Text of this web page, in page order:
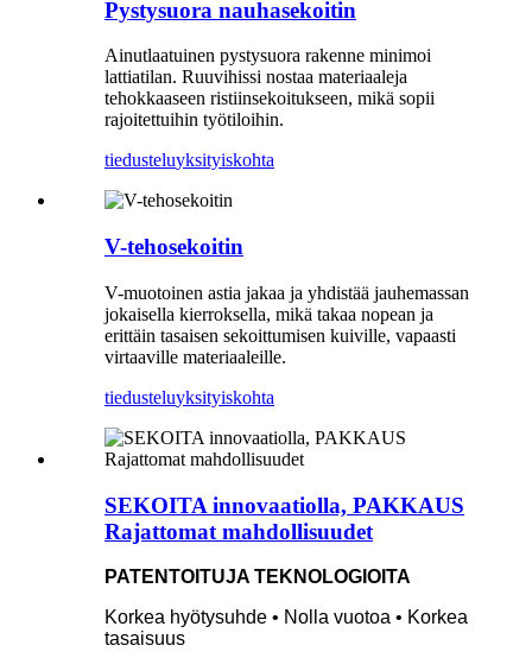
Pystysuora nauhasekoitin
Ainutlaatuinen pystysuora rakenne minimoi
lattiatilan. Ruuvihissi nostaa materiaaleja
tehokkaaseen ristiinsekoitukseen, mikä sopii
rajoitettuihin työtiloihin.
tiedusteluyksityiskohta
V-tehosekoitin
V-muotoinen astia jakaa ja yhdistää jauhemassan
jokaisella kierroksella, mikä takaa nopean ja
erittäin tasaisen sekoittumisen kuiville, vapaasti
virtaaville materiaaleille.
tiedusteluyksityiskohta
SEKOITA innovaatiolla, PAKKAUS
Rajattomat mahdollisuudet
PATENTOITUJA TEKNOLOGIOITA
Korkea hyötysuhde • Nolla vuotoa • Korkea
tasaisuus